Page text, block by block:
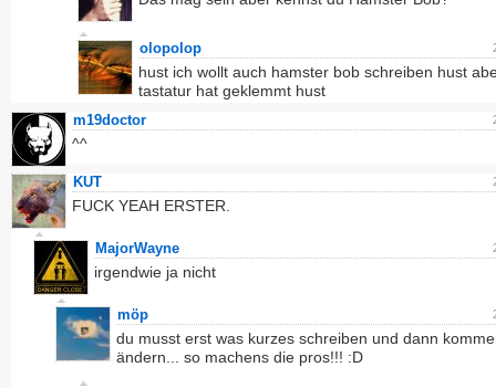
olopolop
hust ich wollt auch hamster bob schreiben hust
tastatur hat geklemmt hust
m19doctor
^^
KUT
FUCK YEAH ERSTER.
MajorWayne
irgendwie ja nicht
möp
du musst erst was kurzes schreiben und dann
ändern... so machens die pros!!! :D